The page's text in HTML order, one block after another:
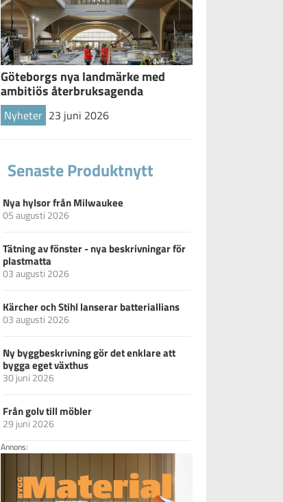
Göteborgs nya landmärke med
ambitiös återbruksagenda
Nyheter 23 juni 2026
Senaste Produktnytt
Nya hylsor från Milwaukee
05 augusti 2026
Tätning av fönster - nya beskrivningar för
plastmatta
03 augusti 2026
Kärcher och Stihl lanserar batteriallians
03 augusti 2026
Ny byggbeskrivning gör det enklare att
bygga eget växthus
30 juni 2026
Från golv till möbler
29 juni 2026
Annons: